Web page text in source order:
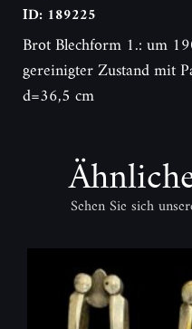
ID: 189225
Brot Blechform 1.: um
gereinigter Zustand mit
d=36,5 cm
Sehen Sie sich